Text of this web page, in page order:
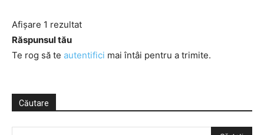
Afișare 1 rezultat
Răspunsul tău
Te rog să te autentifici mai întâi pentru a trimite.
Căutare